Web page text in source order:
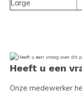
Large
Heeft u een
Onze medewerker